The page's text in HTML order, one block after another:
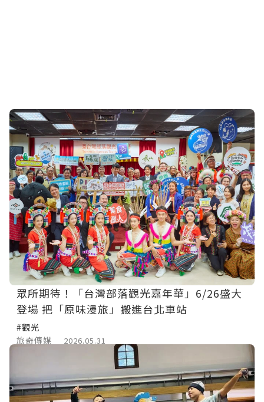
眾所期待！「台灣部落觀光嘉年華」6/26盛大
登場 把「原味漫旅」搬進台北車站
#觀光
旅奇傳媒
2026.05.31